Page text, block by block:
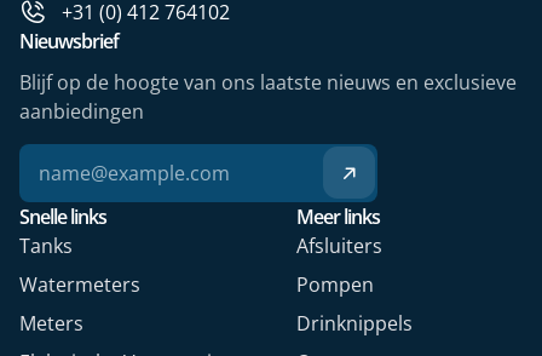
+31 (0) 412 764102
Snelle links
Tanks
Watermeters
Meters
Meer links
Afsluiters
Pompen
Drinknippels
Nieuwsbrief
Blijf op de hoogte van ons laatste nieuws en exclusieve
aanbiedingen